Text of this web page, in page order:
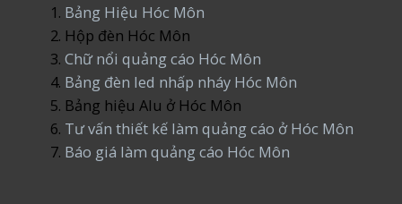
Bảng Hiệu Hóc Môn
Hộp đèn Hóc Môn
Chữ nổi quảng cáo Hóc Môn
Bảng đèn led nhấp nháy Hóc Môn
Bảng hiệu Alu ở Hóc Môn
Tư vấn thiết kế làm quảng cáo ở Hóc Môn
Báo giá làm quảng cáo Hóc Môn